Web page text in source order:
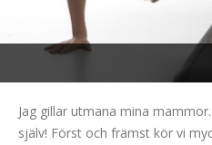
Jag gillar utmana mina
själv! Först och främst kör vi